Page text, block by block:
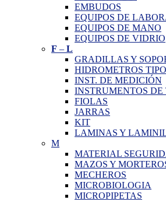
EMBUDOS
EQUIPOS DE
EQUIPOS DE MANO
EQUIPOS DE VIDRIO
F – L
GRADILLAS Y
HIDROMETROS
INST. DE MEDICIÓN
INSTRUMENTOS DE
FIOLAS
JARRAS
KIT
LAMINAS Y
M
MATERIAL
MAZOS Y
MECHEROS
MICROBIOLOGIA
MICROPIPETAS